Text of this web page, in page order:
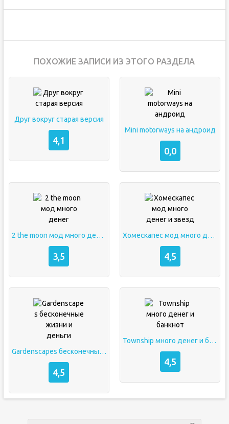
ПОХОЖИЕ ЗАПИСИ ИЗ ЭТОГО РАЗДЕЛА
Друг вокруг старая версия
4,1
Mini motorways на андроид
0,0
2 the moon мод много денег
3,5
Хомескапес мод много денег и звезд
4,5
Gardenscapes бесконечные жизни и деньги
4,5
Township много денег и банкнот
4,5